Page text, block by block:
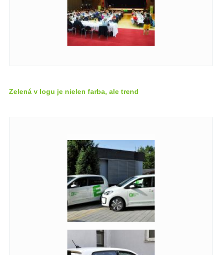
Zelená v logu je nielen farba, ale trend